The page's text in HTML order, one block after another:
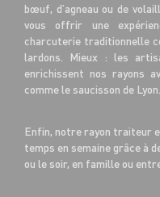
bœuf, d’agneau ou de
vous offrir une
charcuterie traditionnelle
lardons. Mieux : les
enrichissent nos rayons
comme le saucisson de Lyon.
Enfin, notre rayon traiteur
temps en semaine grâce à
ou le soir, en famille ou